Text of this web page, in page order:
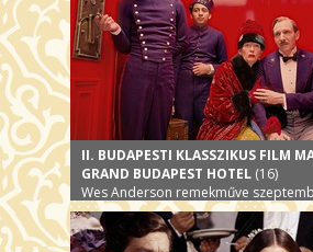
II. BUDAPESTI KLASSZIKUS FILM
GRAND BUDAPEST HOTEL (16)
Wes Anderson remekműve